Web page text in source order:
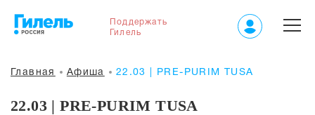
Поддержать
Гилель
Главная Афиша 22.03 | PRE-PURIM TUSA
22.03 | PRE-PURIM TUSA